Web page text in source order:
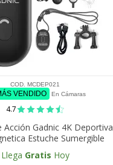
COD. MCDEP021
VENDIDO En Cámaras
4.7
Acción Gadnic 4K Deportiva
Estuche Sumergible
Llega Gratis Hoy